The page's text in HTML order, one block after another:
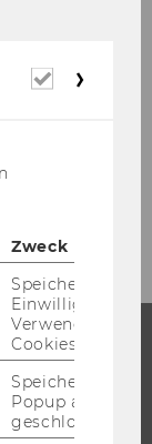
Zweck
Speichert Ihre
Einwilligung zur
Verwendung von
Cookies.
Speichert ob ein
Popup
geschlossen